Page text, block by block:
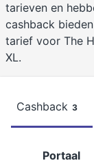
tarieven en
cashback
tarief voor The
XL.
Cashback 3
Portaal